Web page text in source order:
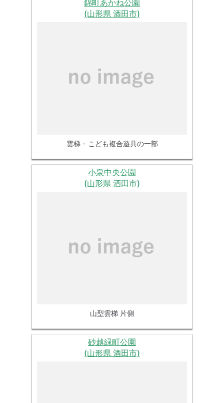
錦町あかね公園
(山形県 酒田市)
雲梯 - こども複合遊具の一部
小泉中央公園
(山形県 酒田市)
山型雲梯 片側
砂越緑町公園
(山形県 酒田市)